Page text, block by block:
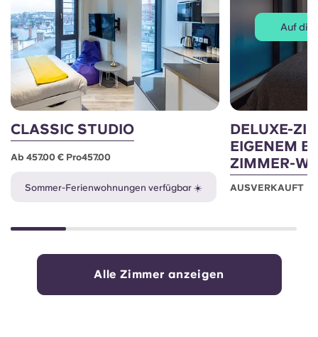
CLASSIC STUDIO
Ab 457.00 € Pro457.00
Sommer-Ferienwohnungen verfügbar ☀️
Auf die
DELUXE-
EIGENEM
ZIMMER-
AUSVERKAUFT
Alle Zimmer anzeigen